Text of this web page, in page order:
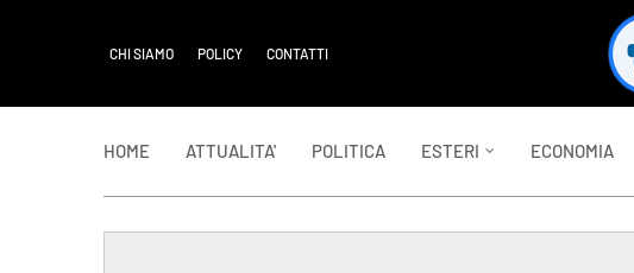
CHI SIAMO POLICY CONTATTI
HOME ATTUALITA' POLITICA ESTERI ECONOMIA